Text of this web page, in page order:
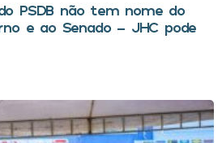
PSDB não tem nome do
e ao Senado – JHC pode